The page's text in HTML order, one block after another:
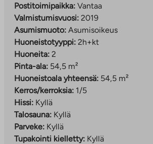
Postitoimipaikka: Vantaa
Valmistumisvuosi: 2019
Asumismuoto: Asumisoikeus
Huoneistotyyppi: 2h+kt
Huoneita: 2
Pinta-ala: 54,5 m²
Huoneistoala yhteensä: 54,5 m²
Kerros/kerroksia: 1/5
Hissi: Kyllä
Talosauna: Kyllä
Parveke: Kyllä
Tupakointi kielletty: Kyllä